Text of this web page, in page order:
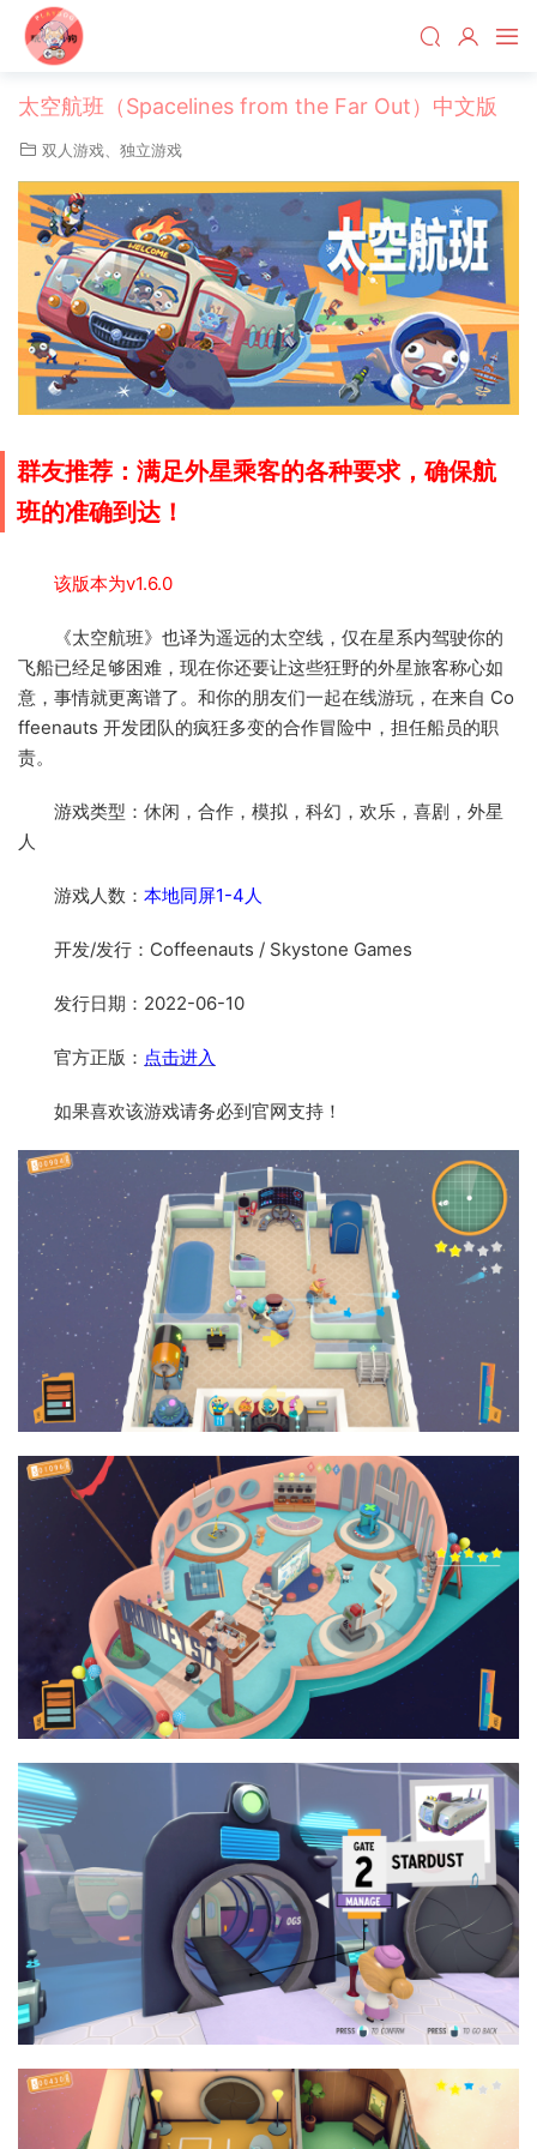
太空航班（Spacelines from the Far Out）中文版
双人游戏 独立游戏
群友推荐：满足外星乘客的各种要求，确保航
班的准确到达！
该版本为v1.6.0
《太空航班》也译为遥远的太空线，仅在星系内驾驶你的
飞船已经足够困难，现在你还要让这些狂野的外星旅客称心如
意，事情就更离谱了。和你的朋友们一起在线游玩，在来自 Co
ffeenauts 开发团队的疯狂多变的合作冒险中，担任船员的职
责。
游戏类型：休闲，合作，模拟，科幻，欢乐，喜剧，外星
人
游戏人数： 本地同屏1-4人
开发/发行：Coffeenauts / Skystone Games
发行日期：2022-06-10
官方正版： 点击进入
如果喜欢该游戏请务必到官网支持！